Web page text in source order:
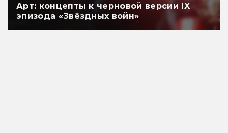
Арт: концепты к черновой версии IX
эпизода «Звёздных войн»